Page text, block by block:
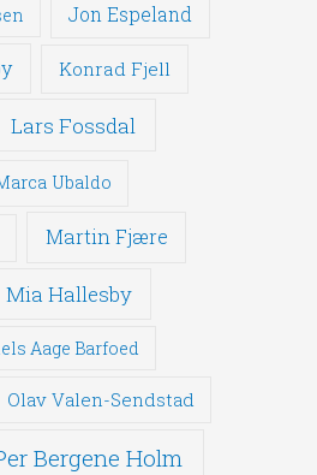
Jon Espeland
Konrad Fjell
Lars Fossdal
Ubaldo
Martin Fjære
Mia Hallesby
Aage Barfoed
Olav Valen-Sendstad
Bergene Holm